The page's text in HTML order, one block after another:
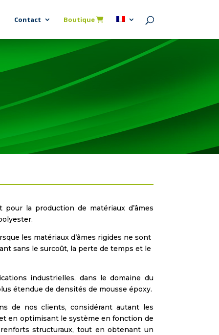
Contact Boutique
la production de matériaux d’âmes
les matériaux d’âmes rigides ne sont
sans le surcoût, la perte de temps et le
industrielles, dans le domaine du
étendue de densités de mousse époxy.
de nos clients, considérant autant les
en optimisant le système en fonction de
structuraux, tout en obtenant un